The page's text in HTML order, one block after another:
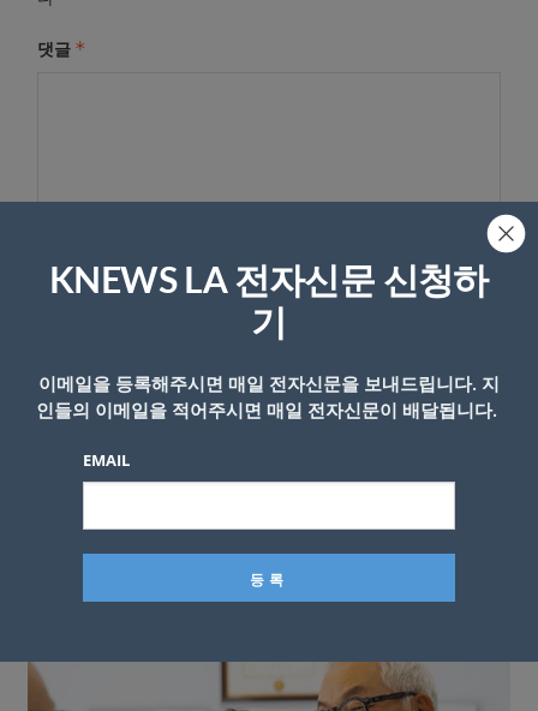
댓글 *
KNEWS LA 전자신문 신청하
기
이메일을 등록해주시면 매일 전자신문을 보내드립니다. 지
인들의 이메일을 적어주시면 매일 전자신문이 배달됩니다.
EMAIL